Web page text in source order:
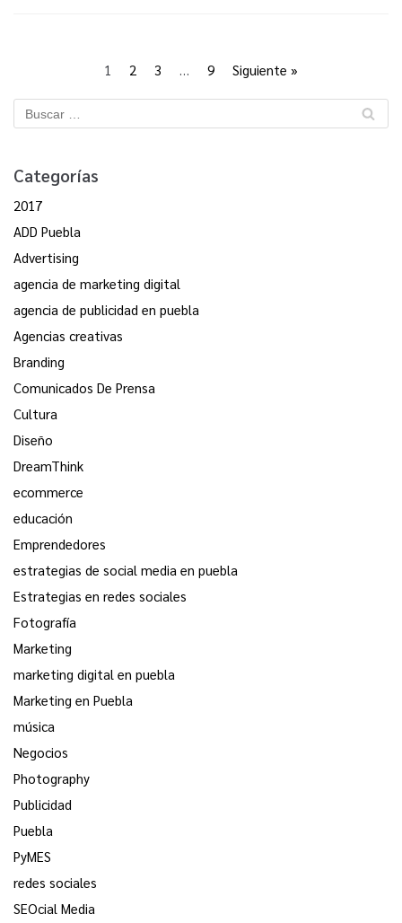
1 2 3 9 Siguiente »
Categorías
2017
ADD Puebla
Advertising
agencia de marketing digital
agencia de publicidad en puebla
Agencias creativas
Branding
Comunicados De Prensa
Cultura
Diseño
DreamThink
ecommerce
educación
Emprendedores
estrategias de social media en puebla
Estrategias en redes sociales
Fotografía
Marketing
marketing digital en puebla
Marketing en Puebla
música
Negocios
Photography
Publicidad
Puebla
PyMES
redes sociales
SEOcial Media